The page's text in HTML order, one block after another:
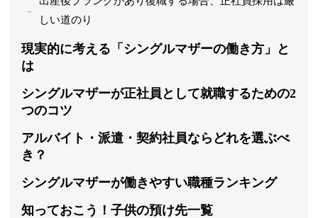
しい道のり
現実的に考える「シングルマザーの働き方」と
は
シングルマザーが正社員として就職するための2
つのコツ
アルバイト・派遣・契約社員ならどれを選ぶべ
き？
シングルマザーが働きやすい職種ランキング
知っておこう！子供の預け先一覧